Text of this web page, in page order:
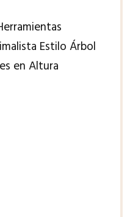
Estilo Árbol
en Altura